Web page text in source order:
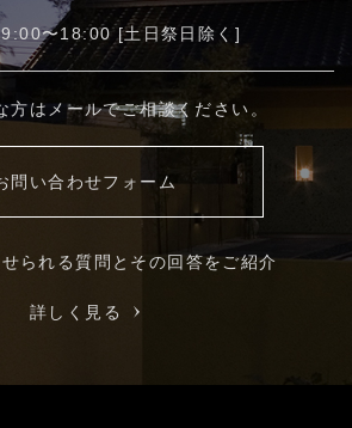
〜18:00 [土日祭日除く]
方はメールでご相談ください。
問い合わせフォーム
られる質問とその回答をご紹介
詳しく見る